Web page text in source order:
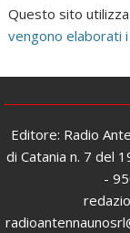
Questo sito
vengono elaborati
Editore: Radio
di Catania n. 7 del
-